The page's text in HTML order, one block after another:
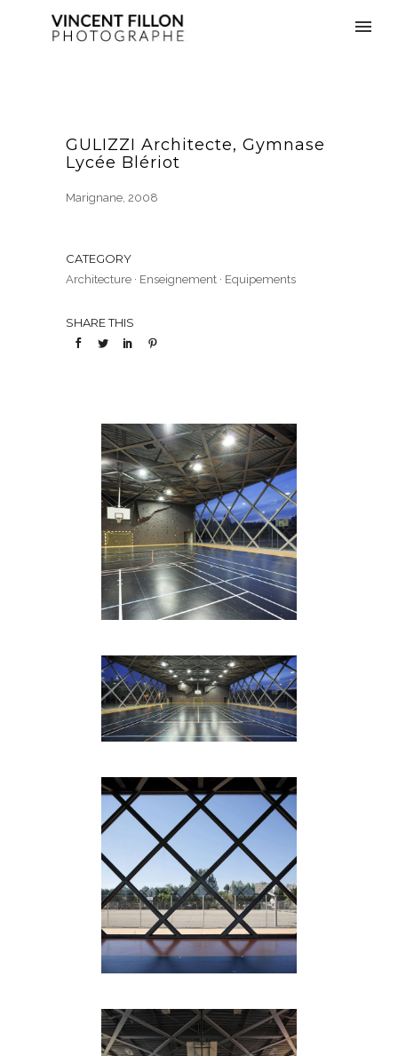
GULIZZI Architecte, Gymnase
Lycée Blériot
Marignane, 2008
CATEGORY
Architecture · Enseignement · Equipements
SHARE THIS